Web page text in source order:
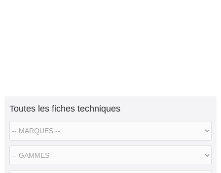
Toutes les fiches techniques